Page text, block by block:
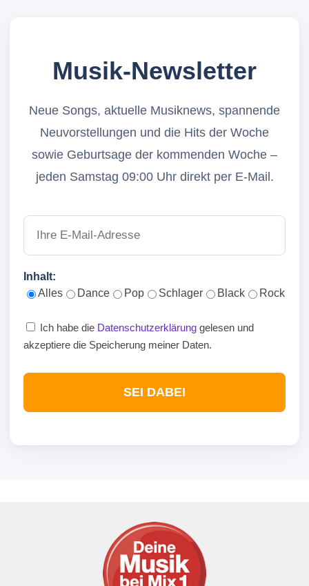
Musik-Newsletter
Neue Songs, aktuelle Musiknews, spannende
Neuvorstellungen und die Hits der Woche
sowie Geburtsage der kommenden Woche –
jeden Samstag 09:00 Uhr direkt per E-Mail.
Inhalt:
Alles
Dance Pop Schlager Black Rock
Ich habe die Datenschutzerklärung gelesen und
akzeptiere die Speicherung meiner Daten.
SEI DABEI